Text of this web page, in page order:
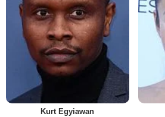
Kurt Egyiawan